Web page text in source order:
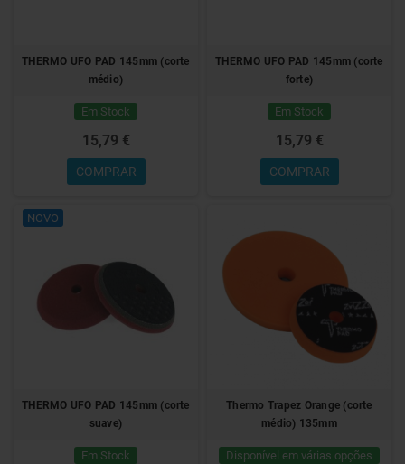
THERMO UFO PAD 145mm (corte
médio)
Em Stock
15,79 €
COMPRAR
THERMO UFO PAD 145mm (corte
forte)
Em Stock
15,79 €
COMPRAR
NOVO
THERMO UFO PAD 145mm (corte
suave)
Em Stock
Thermo Trapez Orange (corte
médio) 135mm
Disponível em várias opções